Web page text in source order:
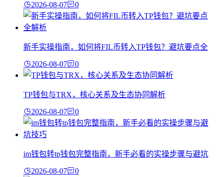
2026-08-07 0
新手实操指南，如何将FIL币转入TP钱包？避坑要点全
2026-08-07 0
TP钱包与TRX，核心关系及生态协同解析
2026-08-07 0
im钱包转tp钱包完整指南，新手必看的实操步骤与避坑
2026-08-07 0